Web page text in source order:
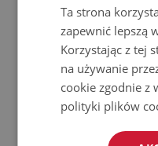
Jak dbać o produkt?
Czyść wilgotną szmatką
chemicznych.
Ta strona
zapewnić lepszą
Korzystając z tej
na używanie
cookie zgodnie z
polityki plików